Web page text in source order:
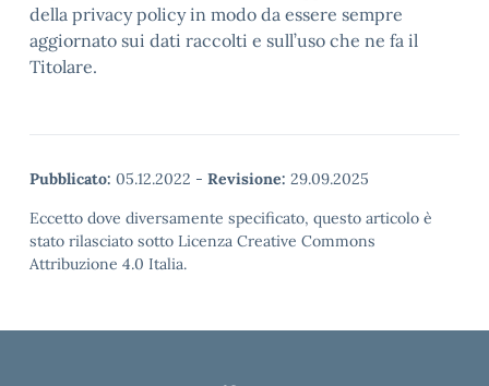
della privacy policy in modo da essere sempre
aggiornato sui dati raccolti e sull’uso che ne fa il
Titolare.
Pubblicato: 05.12.2022 - Revisione: 29.09.2025
Eccetto dove diversamente specificato, questo articolo è
stato rilasciato sotto Licenza Creative Commons
Attribuzione 4.0 Italia.